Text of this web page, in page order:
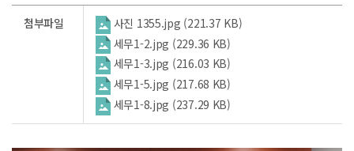
첨부파일
사진 1355.jpg (221.37 KB)
세무1-2.jpg (229.36 KB)
세무1-3.jpg (216.03 KB)
세무1-5.jpg (217.68 KB)
세무1-8.jpg (237.29 KB)